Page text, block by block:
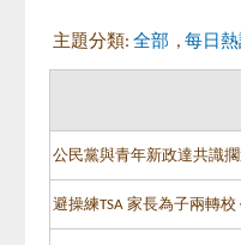
主題分類: 全部 , 每日
公民黨與青年新政達共識
避操練TSA 家長為子兩轉